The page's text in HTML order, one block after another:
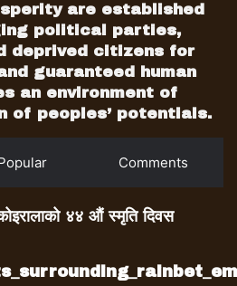
are established
political parties,
deprived citizens for
guaranteed human
an environment of
of peoples’ potentials.
Comments
४४ औं स्मृति दिवस